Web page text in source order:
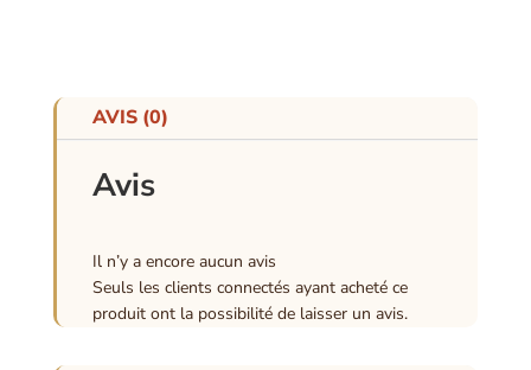
AVIS (0)
Avis
Il n’y a encore aucun avis
Seuls les clients connectés ayant acheté ce
produit ont la possibilité de laisser un avis.